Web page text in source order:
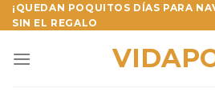
Skip
to
¡QUEDAN POQUITOS DÍAS PARA
SIN EL REGALO